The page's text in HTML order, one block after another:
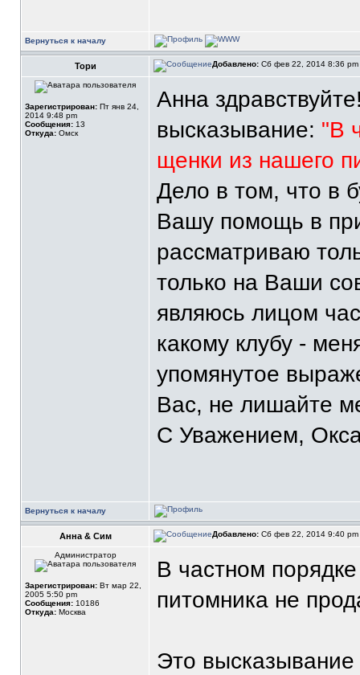
Вернуться к началу
Тори Добавлено: Сб фев 22, 2014 8:36 pm
Зарегистрирован: Пт янв 24,
2014 9:48 pm
Сообщения: 13
Откуда: Омск
Анна
высказывание: "В
щенки из нашего
Дело в том, что в
Вашу помощь в
рассматриваю
только на Ваши
являюсь лицом
какому клубу -
упомянутое
Вас, не лишайте
С Уважением,
Вернуться к началу
Анна & Сим Добавлено: Сб фев 22, 2014 9:40 pm
Администратор
Зарегистрирован: Вт мар 22,
2005 5:50 pm
Сообщения: 10186
Откуда: Москва
В частном
питомника не
Это